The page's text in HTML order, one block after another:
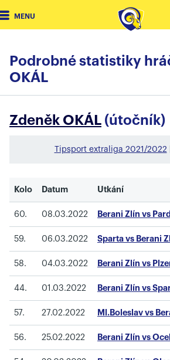
MENU
Podrobné statistiky
OKÁL
Zdeněk OKÁL (útočník)
Tipsport extraliga 2021/2022
Kolo Datum Utkání
60. 08.03.2022 Berani Zlín vs
59. 06.03.2022 Sparta vs Berani
58. 04.03.2022 Berani Zlín vs
44. 01.03.2022 Berani Zlín vs
57. 27.02.2022 Ml.Boleslav vs
56. 25.02.2022 Berani Zlín vs